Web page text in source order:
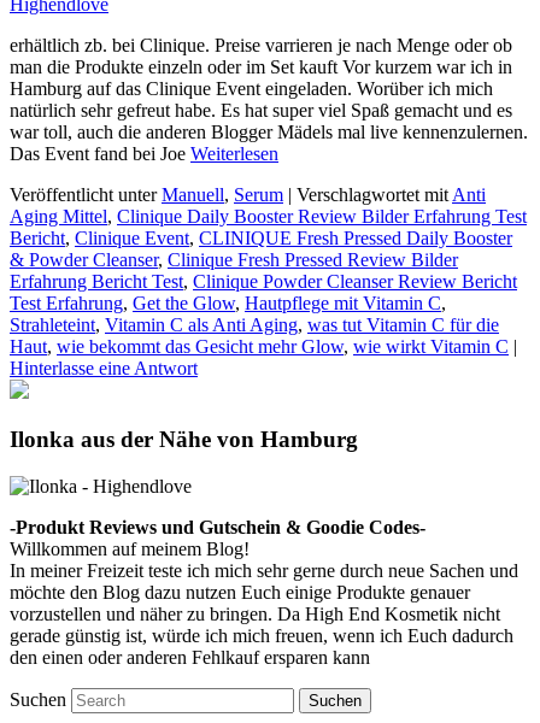
erhältlich zb. bei Clinique. Preise varrieren je nach Menge oder ob
man die Produkte einzeln oder im Set kauft Vor kurzem war ich in
Hamburg auf das Clinique Event eingeladen. Worüber ich mich
natürlich sehr gefreut habe. Es hat super viel Spaß gemacht und es
war toll, auch die anderen Blogger Mädels mal live kennenzulernen.
Das Event fand bei Joe Weiterlesen
Veröffentlicht unter Manuell, Serum | Verschlagwortet mit Anti
Aging Mittel, Clinique Daily Booster Review Bilder Erfahrung Test
Bericht, Clinique Event, CLINIQUE Fresh Pressed Daily Booster
& Powder Cleanser, Clinique Fresh Pressed Review Bilder
Erfahrung Bericht Test, Clinique Powder Cleanser Review Bericht
Test Erfahrung, Get the Glow, Hautpflege mit Vitamin C,
Strahleteint, Vitamin C als Anti Aging, was tut Vitamin C für die
Haut, wie bekommt das Gesicht mehr Glow, wie wirkt Vitamin C |
Hinterlasse eine Antwort
Ilonka aus der Nähe von Hamburg
-Produkt Reviews und Gutschein & Goodie Codes-
Willkommen auf meinem Blog!
In meiner Freizeit teste ich mich sehr gerne durch neue Sachen und
möchte den Blog dazu nutzen Euch einige Produkte genauer
vorzustellen und näher zu bringen. Da High End Kosmetik nicht
gerade günstig ist, würde ich mich freuen, wenn ich Euch dadurch
den einen oder anderen Fehlkauf ersparen kann
Suchen